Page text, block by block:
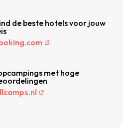
de beste hotels voor jouw
met hoge